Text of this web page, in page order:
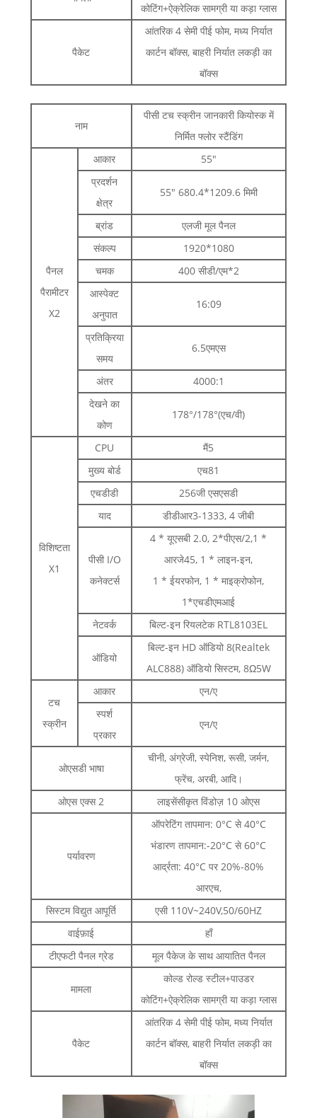
कोटिंग+ऐक्रेलिक सामग्री या कड़ा ग्लास
पैकेट
आंतरिक 4 सेमी पीई फोम, मध्य निर्यात
कार्टन बॉक्स, बाहरी निर्यात लकड़ी का
बॉक्स
नाम
पीसी टच स्क्रीन जानकारी कियोस्क में
निर्मित फ्लोर स्टैंडिंग
पैनल
पैरामीटर
X2
आकार
55"
प्रदर्शन
क्षेत्र
55" 680.4*1209.6 मिमी
ब्रांड
एलजी मूल पैनल
संकल्प
1920*1080
चमक
400 सीडी/एम*2
आस्पेक्ट
अनुपात
16:09
प्रतिक्रिया
समय
6.5एमएस
अंतर
4000:1
देखने का
कोण
178°/178°(एच/वी)
विशिष्टता
X1
CPU
मैं5
मुख्य बोर्ड
एच81
एचडीडी
256जी एसएसडी
याद
डीडीआर3-1333, 4 जीबी
पीसी I/O
कनेक्टर्स
4 * यूएसबी 2.0, 2*पीएस/2,1 *
आरजे45, 1 * लाइन-इन,
1 * ईयरफोन, 1 * माइक्रोफोन,
1*एचडीएमआई
नेटवर्क
बिल्ट-इन रियलटेक RTL8103EL
ऑडियो
बिल्ट-इन HD ऑडियो 8(Realtek
ALC888) ऑडियो सिस्टम, 8Ω5W
टच
स्क्रीन
आकार
एन/ए
स्पर्श
प्रकार
एन/ए
ओएसडी भाषा
चीनी, अंग्रेजी, स्पेनिश, रूसी, जर्मन,
फ्रेंच, अरबी, आदि।
ओएस एक्स 2
लाइसेंसीकृत विंडोज़ 10 ओएस
पर्यावरण
ऑपरेटिंग तापमान: 0°C से 40°C
भंडारण तापमान:-20°C से 60°C
आर्द्रता: 40°C पर 20%-80%
आरएच,
सिस्टम विद्युत आपूर्ति
एसी 110V~240V,50/60HZ
वाईफ़ाई
हाँ
टीएफटी पैनल ग्रेड
मूल पैकेज के साथ आयातित पैनल
मामला
कोल्ड रोल्ड स्टील+पाउडर
कोटिंग+ऐक्रेलिक सामग्री या कड़ा ग्लास
पैकेट
आंतरिक 4 सेमी पीई फोम, मध्य निर्यात
कार्टन बॉक्स, बाहरी निर्यात लकड़ी का
बॉक्स